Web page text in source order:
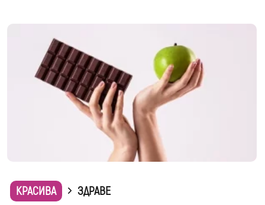
КРАСИВА
ЗДРАВЕ